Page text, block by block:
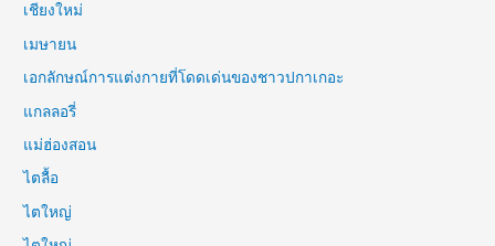
เชียงใหม่
เมษายน
เอกลักษณ์การแต่งกายที่โดดเด่นของชาวปกาเกอะ
แกลลอรี่
แม่ฮ่องสอน
ไตลื้อ
ไตใหญ่